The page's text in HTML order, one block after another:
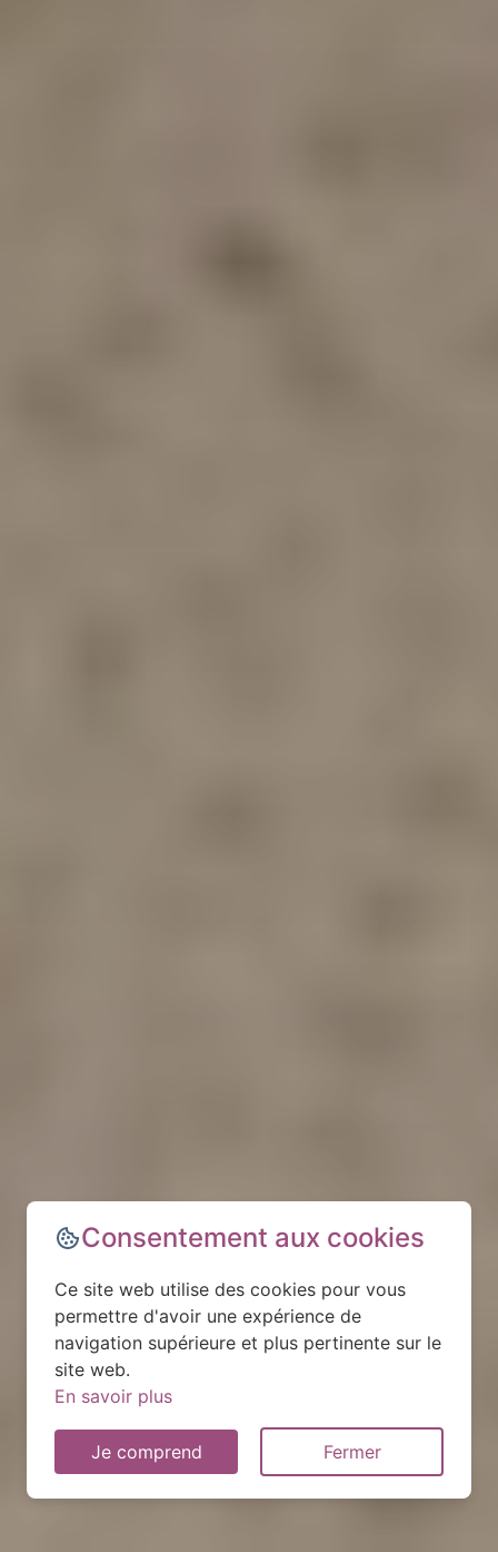
Consentement aux cookies
Ce site web utilise des cookies pour vous
permettre d'avoir une expérience de
navigation supérieure et plus pertinente sur le
site web.
En savoir plus
Je comprend Fermer